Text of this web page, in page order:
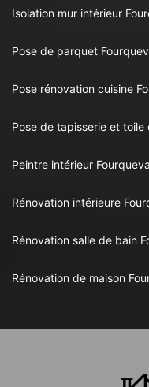
Isolation mur intérieur
Pose de parquet
Pose rénovation cuisine
Pose de tapisserie et
Peintre intérieur
Rénovation intérieure
Rénovation salle de bain
Rénovation de maison